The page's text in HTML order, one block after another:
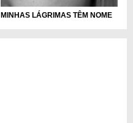
MINHAS LÁGRIMAS TÊM NOME